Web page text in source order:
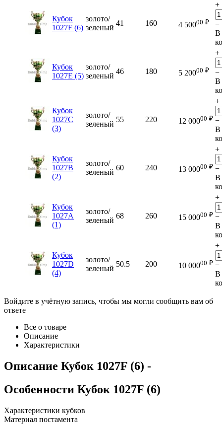
Кубок
1027F (6)
золото/
зеленый
41 160 4 50000 ₽
+
−
В
Кубок
1027E (5)
золото/
зеленый
46 180 5 20000 ₽
+
−
В
Кубок
1027C
(3)
золото/
зеленый
55 220 12 00000 ₽
+
−
В
Кубок
1027B
(2)
золото/
зеленый
60 240 13 00000 ₽
+
−
В
Кубок
1027A
(1)
золото/
зеленый
68 260 15 00000 ₽
+
−
В
Кубок
1027D
(4)
золото/
зеленый
50.5 200 10 00000 ₽
+
−
В
Войдите в учётную запись, чтобы мы могли сообщить вам об
ответе
Все о товаре
Описание
Характеристики
Описание Кубок 1027F (6) -
Особенности Кубок 1027F (6)
Характеристики кубков
Материал постамента